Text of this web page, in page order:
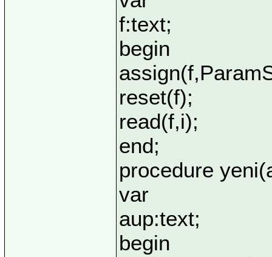
f:text;
begin
reset(f);
read(f,i);
end;
procedure
var
aup:text;
begin